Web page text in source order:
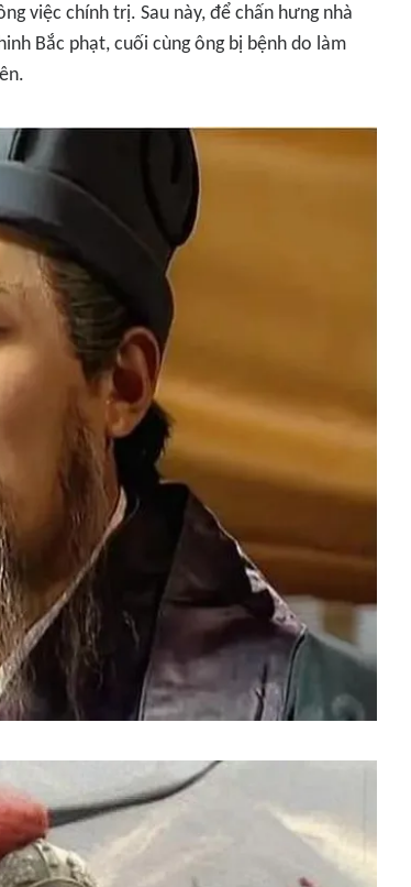
việc chính trị. Sau này, để chấn hưng nhà
Bắc phạt, cuối cùng ông bị bệnh do làm